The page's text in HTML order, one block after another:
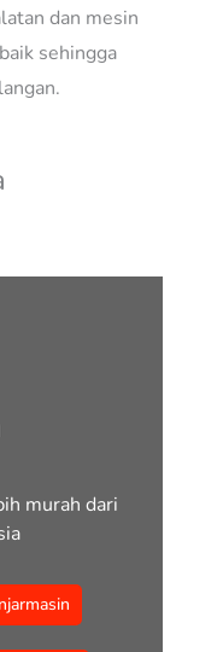
dan mesin
sehingga
murah dari